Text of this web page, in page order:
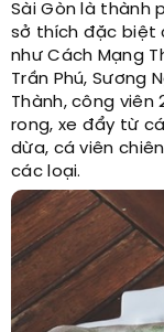
Sài Gòn là thành
sở thích đặc biệt
như Cách Mạng
Trần Phú, Sương
Thành, công viên
rong, xe đẩy từ
dừa, cá viên
các loại.